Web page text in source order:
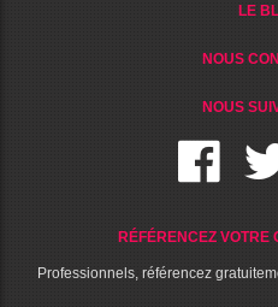
LE
NOUS
NOUS
RÉFÉRENCEZ VOTRE
Professionnels, référencez